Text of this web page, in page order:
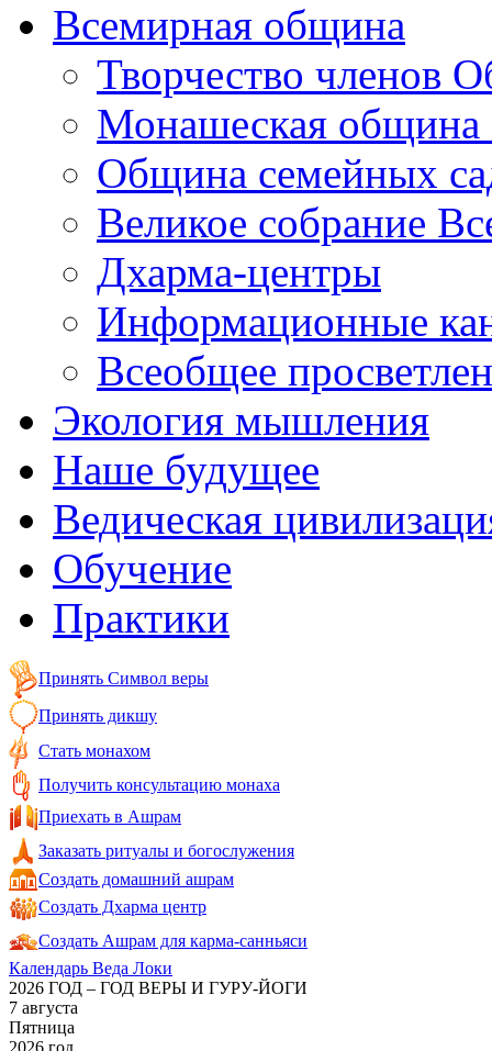
Всемирная община
Творчество членов
Монашеская община
Община семейных
Великое собрание
Дхарма-центры
Информационные
Всеобщее
Экология мышления
Наше будущее
Ведическая
Обучение
Практики
Принять Символ веры
Принять дикшу
Стать монахом
Получить консультацию монаха
Приехать в Ашрам
Заказать ритуалы и богослужения
Создать домашний ашрам
Создать Дхарма центр
Создать Ашрам для карма-санньяси
Календарь Веда Локи
2026 ГОД – ГОД ВЕРЫ И ГУРУ-ЙОГИ
7 августа
Пятница
2026 год